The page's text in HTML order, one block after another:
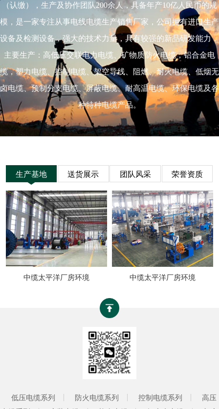
（认缴），生产及协作团队200余人，具备年产10亿人民币的规
模，是一家专注从事电线电缆生产销售厂家，公司拥有进口生产
设备及检测设备，强大的技术力量，具有较强的新品研发能力，
主要生产：高低压交联电力电缆、矿物质防火电缆，铝合金电
缆，塑力电缆、控制电缆、架空导线、阻燃、耐火电缆、低烟无
卤电缆、预制分支电缆、屏蔽电缆、耐高温电缆、环保电缆及各
种特种电缆产品。
生产基地 送货展示 团队风采 荣誉资质
中缆太平洋厂房环境 中缆太平洋厂房环境
低压电缆系列 防火电缆系列 控制电缆系列
高压